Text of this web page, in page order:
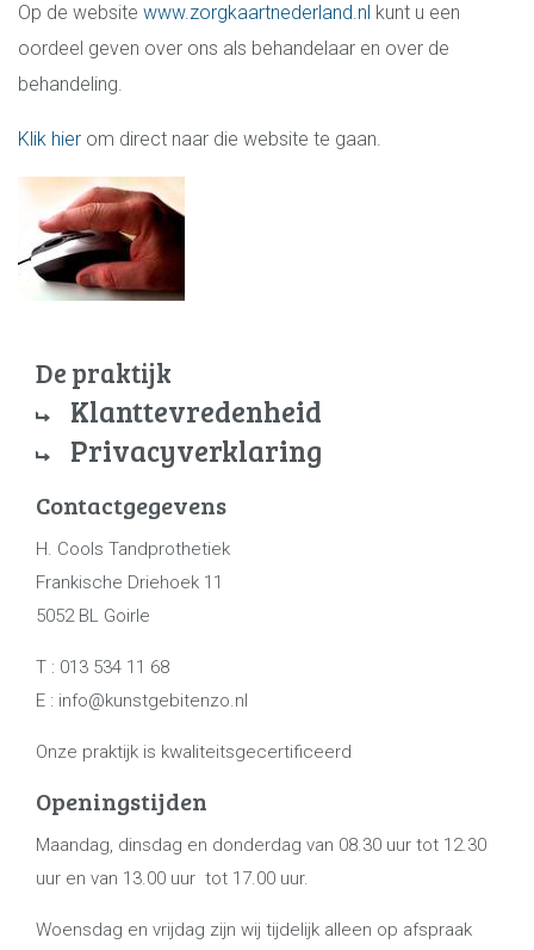
Op de website www.zorgkaartnederland.nl kunt u een
oordeel geven over ons als behandelaar en over de
behandeling.
Klik hier om direct naar die website te gaan.
De praktijk
Klanttevredenheid
Privacyverklaring
Contactgegevens
H. Cools Tandprothetiek
Frankische Driehoek 11
5052 BL Goirle
T : 013 534 11 68
E : info@kunstgebitenzo.nl
Onze praktijk is kwaliteitsgecertificeerd
Openingstijden
Maandag, dinsdag en donderdag van 08.30 uur tot 12.30
uur en van 13.00 uur tot 17.00 uur.
Woensdag en vrijdag zijn wij tijdelijk alleen op afspraak